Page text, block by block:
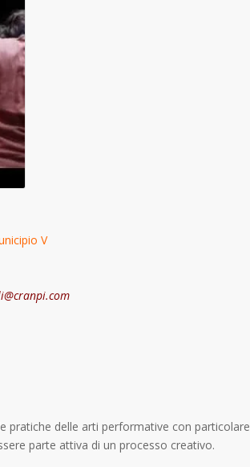
V
pratiche delle arti performative con particolare
parte attiva di un processo creativo.